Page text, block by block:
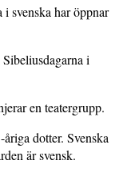
svenska har öppnar
i
en teatergrupp.
dotter. Svenska
är svensk.